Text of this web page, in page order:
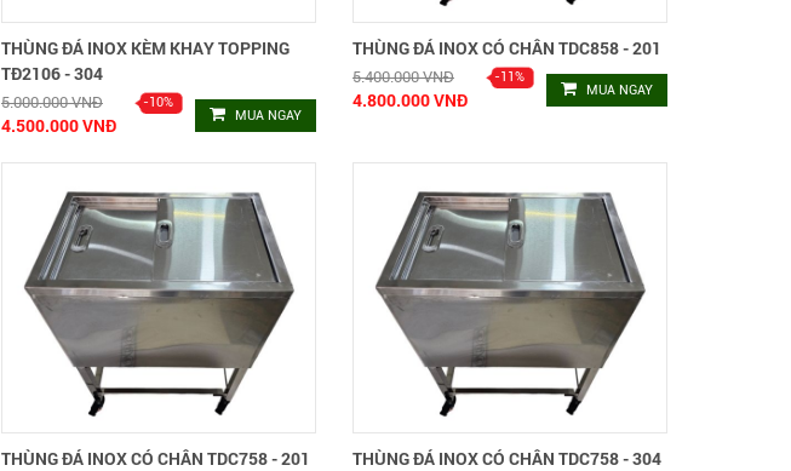
THÙNG ĐÁ INOX KÈM KHAY TOPPING
TĐ2106 - 304
5.000.000 VNĐ
4.500.000 VNĐ MUA NGAY
THÙNG ĐÁ INOX CÓ CHÂN TDC858 - 201
5.400.000 VNĐ
4.800.000 VNĐ MUA NGAY
THÙNG ĐÁ INOX CÓ CHÂN TDC758 - 201 THÙNG ĐÁ INOX CÓ CHÂN TDC758 - 304